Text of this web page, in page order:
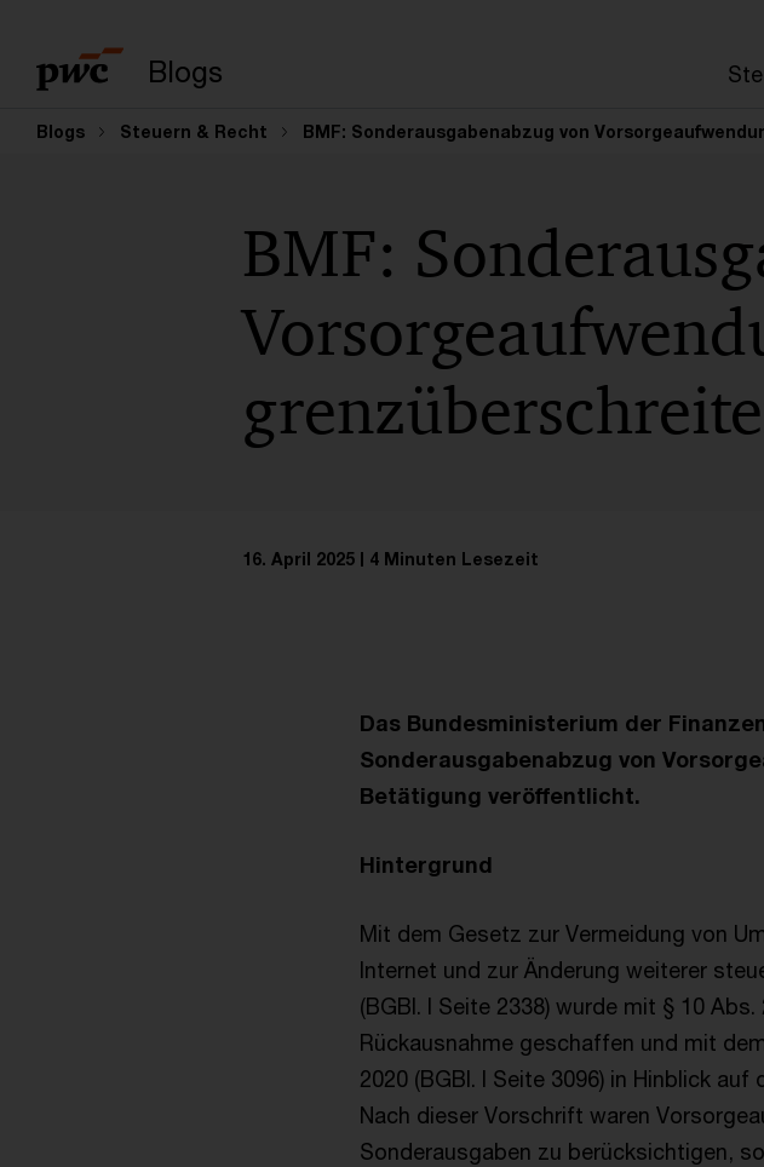
Blogs
Blogs Steuern & Recht BMF: Sonderausgabenabzug von
BMF:
16. April 2025 4 Minuten Lesezeit
Das Bundesministerium der
Sonderausgabenabzug von
Betätigung veröffentlicht.
Hintergrund
Mit dem Gesetz zur Vermeidung von
Internet und zur Änderung weiterer
(BGBl. I Seite 2338) wurde mit § 10
Rückausnahme geschaffen und mit
2020 (BGBl. I Seite 3096) in Hinblick
Nach dieser Vorschrift waren
Sonderausgaben zu berücksichtigen,